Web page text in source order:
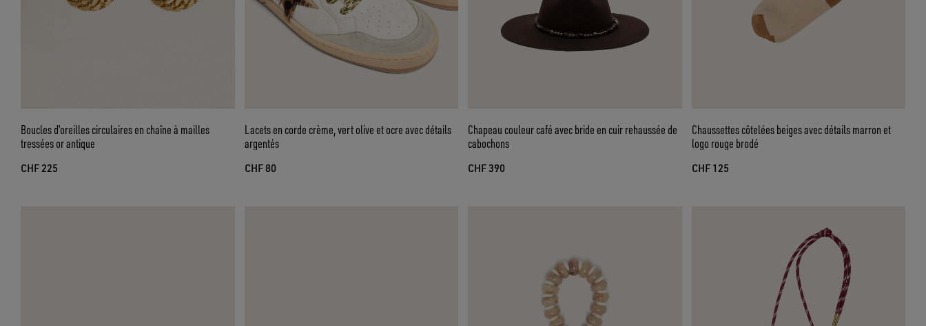
Boucles d’oreilles circulaires en chaîne à mailles
tressées or antique
CHF 225
Lacets en corde crème, vert olive et ocre avec détails
argentés
CHF 80
Chapeau couleur café avec bride en cuir rehaussée de
cabochons
CHF 390
Chaussettes côtelées beiges avec détails marron et
logo rouge brodé
CHF 125